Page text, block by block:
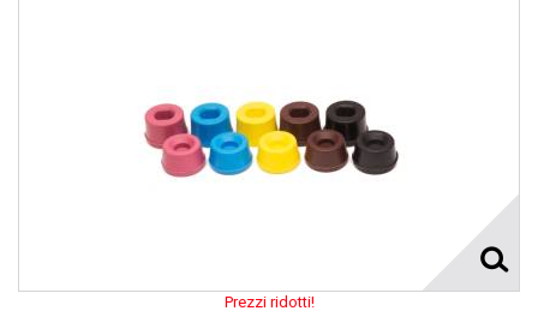
Prezzi ridotti!